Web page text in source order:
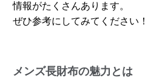
情報がたくさんあります。
ぜひ参考にしてみてください！
メンズ長財布の魅力とは